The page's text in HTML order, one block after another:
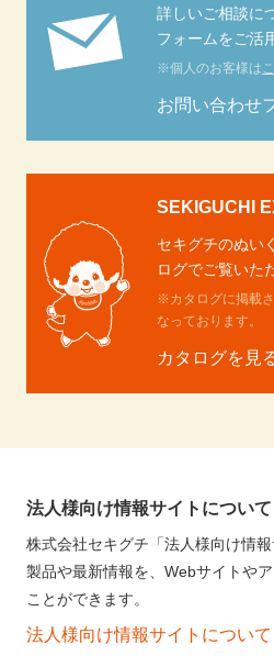
詳しいご相談に
フォームをご活
※個人のお客様は
お問い合わせ
SEKIGUCHI
セキグチのぬい
ログでご覧いた
※カタログに掲載
なっております。
カタログを見
法人様向け情報サイトについて
株式会社セキグチ「法人様向け情
製品や最新情報を、Webサイトや
ことができます。
法人様向け情報サイトについて